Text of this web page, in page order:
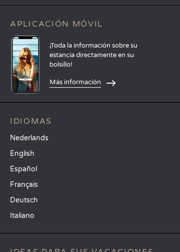
APLICACIÓN MÓVIL
¡Toda la información sobre su
estancia directamente en su
bolsillo!
Más información
IDIOMAS
Nederlands
English
Español
Français
Deutsch
Italiano